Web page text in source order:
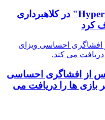
مروج HyperFund "Bitcoin Rodney" در کلاهبرداری
افشاگری احساسی ویزای
دریافت می کند.
پس از افشاگری احساسی
بازی ها را دریافت می